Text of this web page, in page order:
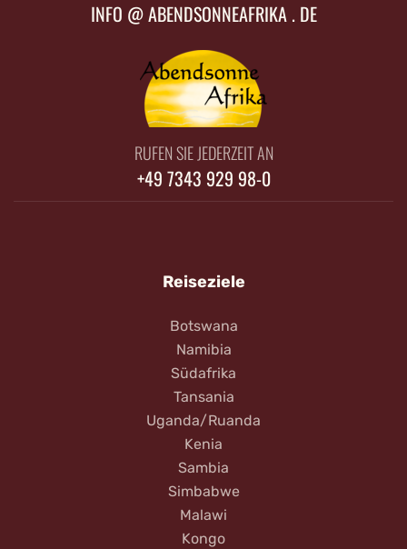
INFO @ ABENDSONNEAFRIKA . DE
RUFEN SIE JEDERZEIT AN
+49 7343 929 98-0
Reiseziele
Botswana
Namibia
Südafrika
Tansania
Uganda/Ruanda
Kenia
Sambia
Simbabwe
Malawi
Kongo